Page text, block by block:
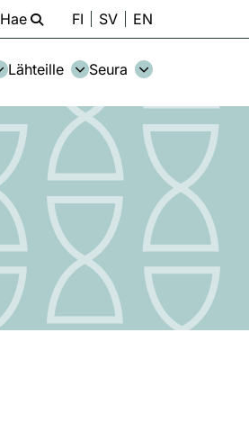
Hae FI SV EN
Lähteille Seura